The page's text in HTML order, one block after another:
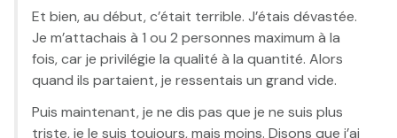
Et bien, au début, c’était terrible. J’étais dévastée.
Je m’attachais à 1 ou 2 personnes maximum à la
fois, car je privilégie la qualité à la quantité. Alors
quand ils partaient, je ressentais un grand vide.
Puis maintenant, je ne dis pas que je ne suis plus
triste, je le suis toujours, mais moins. Disons que j’ai